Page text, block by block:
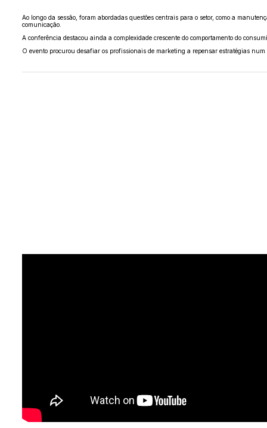
Ao longo da sessão, foram abordadas questões centrais para o setor, como a
comunicação.
A conferência destacou ainda a complexidade crescente do comportamento do
O evento procurou desafiar os profissionais de marketing a repensar estratégias